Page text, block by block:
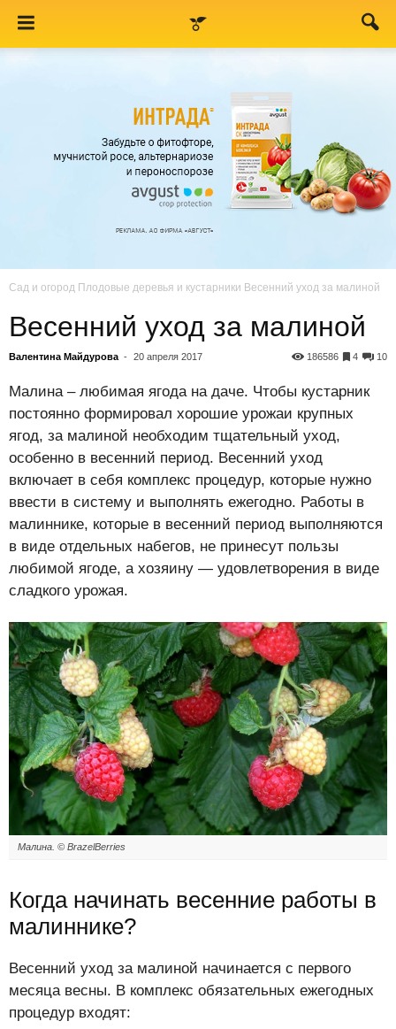
Сад и огород Плодовые деревья и кустарники Весенний уход за малиной
Весенний уход за малиной
Валентина Майдурова - 20 апреля 2017 10
4
186586
Малина – любимая ягода на даче. Чтобы кустарник
постоянно формировал хорошие урожаи крупных
ягод, за малиной необходим тщательный уход,
особенно в весенний период. Весенний уход
включает в себя комплекс процедур, которые нужно
ввести в систему и выполнять ежегодно. Работы в
малиннике, которые в весенний период выполняются
в виде отдельных набегов, не принесут пользы
любимой ягоде, а хозяину — удовлетворения в виде
сладкого урожая.
Малина. © BrazelBerries
Когда начинать весенние работы в
малиннике?
Весенний уход за малиной начинается с первого
месяца весны. В комплекс обязательных ежегодных
процедур входят: